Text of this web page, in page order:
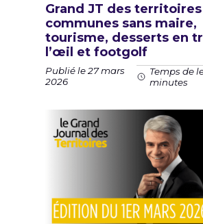
Grand JT des territoires
communes sans maire,
tourisme, desserts en
l’œil et footgolf
Publié le 27 mars
2026
Temps de
minutes